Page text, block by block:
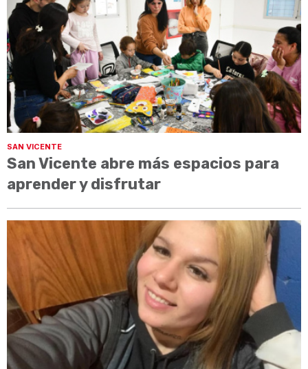
SAN VICENTE
San Vicente abre más espacios para
aprender y disfrutar